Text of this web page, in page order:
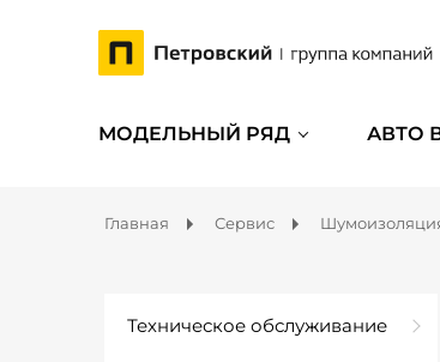
МОДЕЛЬНЫЙ РЯД АВТО
Главная Сервис
Техническое обслуживание